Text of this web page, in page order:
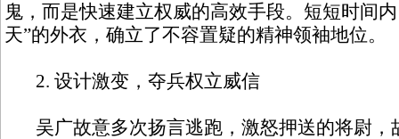
鬼，而是快速建立权威的高效手段。短短时间
天”的外衣，确立了不容置疑的精神领袖地位。
2. 设计激变，夺兵权立威信
吴广故意多次扬言逃跑，激怒押送的将尉，